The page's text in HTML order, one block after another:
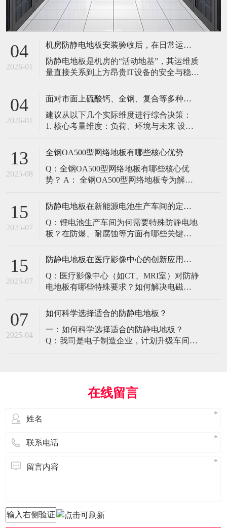
04
2026-01
机房防静电地板安装验收后，在日常运维中常常被忽视。请问，一套规范的、可操作的维护规程应包含哪些内容？有哪些“小问题”若不及时处理，会演变成“大故障”？
防静电地板是机房的“活动地基”，其运维质
量直接关系到上方昂贵IT设备的安全与稳
修，是保障其长期可靠的关键。 1. 建立分
由值班工程师执行）： 观： 巡检时观察地
面有无明显的水渍、油污或其它液体泼
04
2026-01
面对市面上硫酸钙、全钢、复合等多种类型的机房防静电地板，我们该如何科学选型？除了预算，更应该从哪些实际维度进行考量，以避免“过度配置”或“配置不足”？
建议从以下几个实际维度进行综合决策：
1. 核心考量维度：负荷、环境与未来 设备
您必须计算机房规划区域内最重设备的单
点载荷（通常指服务器机柜的支脚压
力）。 轻型机房（标准服务器/网络柜）：
单点载荷通常在1960N，主流的优质复合地
13
2025-08
全钢OA500型网络地板有哪些核心优势
Q：全钢OA500型网络地板有哪些核心优
势？ A： 全钢OA500型网络地板专为解决
以下核心优势： 高强度结构：采用优质冷
轧钢板拉伸焊接成型，表面磷化后静电喷
塑，防锈耐磨，承重性能优异。 便捷布
线：配套活动线槽板设计，可轻松掀起盖
15
2025-07
防静电地板在新能源电池生产车间的定制化解决方案
Q：锂电池生产车间为何需要特殊防静电地
板？在防爆、耐腐蚀等方面有哪些关键技
环境并存的特殊场景，需要全方位防护方
境要求 • 防爆等级：Ex IIB T4（ATEX认
证） • 静电泄放速度：<0.
15
2025-07
防静电地板在医疗影像中心的创新应用方案
Q：医疗影像中心（如CT、MRI室）对防静
电地板有哪些特殊要求？如何解决电磁干
环境特殊性对防静电地板提出了前所未有
疗影像环境的特殊需求 电磁兼容性要求 •
MRI室需完全无磁：磁化率<0.001（
07
2025-04
如何科学选择适合的防静电地板？
一：如何科学选择适合的防静电地板？
Q：我司是电子制造企业，计划升级车间地
用场景、技术指标及长期维护成本综合考
量。作为深耕行业多年的广东立品地板科
在线留言